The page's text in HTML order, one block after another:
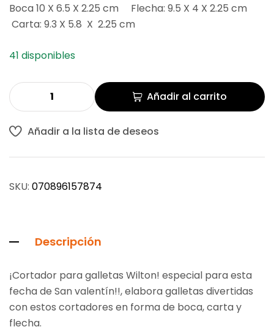
Boca 10 X 6.5 X 2.25 cm Flecha: 9.5 X 4 X 2.25 cm
Carta: 9.3 X 5.8 X 2.25 cm
41 disponibles
Añadir al carrito
Añadir a la lista de deseos
SKU: 070896157874
Descripción
¡Cortador para galletas Wilton! especial para esta
fecha de San valentín!!, elabora galletas divertidas
con estos cortadores en forma de boca, carta y
flecha.